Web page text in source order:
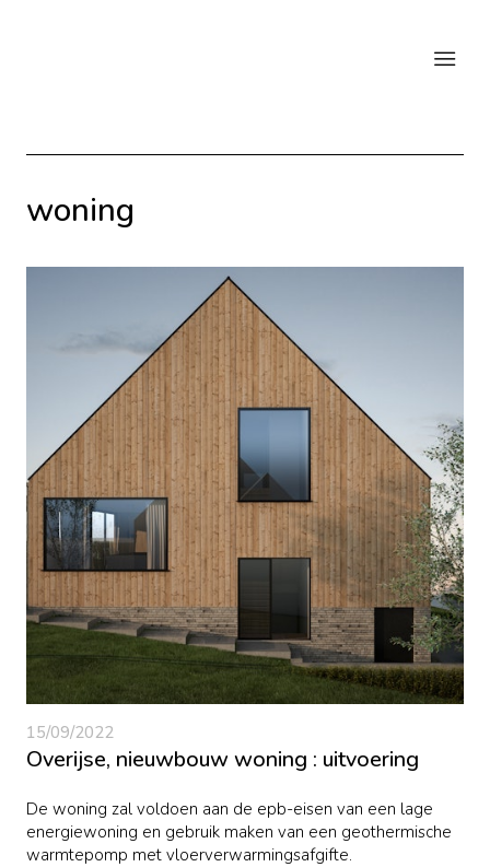
woning
15/09/2022
Overijse, nieuwbouw woning : uitvoering
De woning zal voldoen aan de epb-eisen van een lage
energiewoning en gebruik maken van een geothermische
warmtepomp met vloerverwarmingsafgifte.